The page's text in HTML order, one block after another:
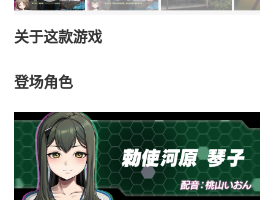
关于这款游戏
登场角色